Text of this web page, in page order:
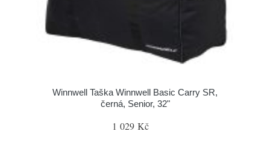
Winnwell Taška Winnwell Basic Carry SR,
černá, Senior, 32"
1 029 Kč